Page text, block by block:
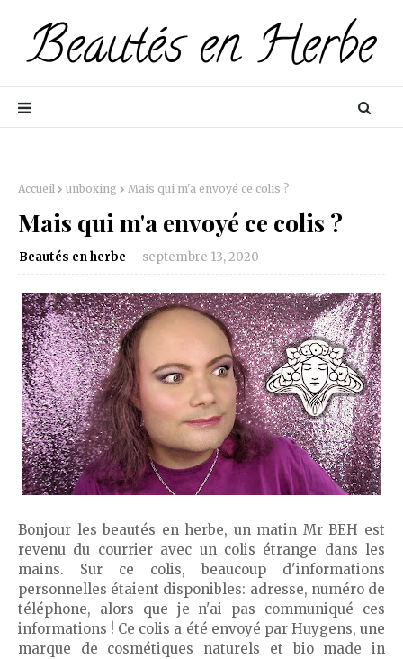
Accueil unboxing Mais qui m'a envoyé ce colis ?
Mais qui m'a envoyé ce colis ?
Beautés en herbe septembre 13, 2020
Bonjour les beautés en herbe, un matin Mr BEH est
revenu du courrier avec un colis étrange dans les
mains. Sur ce colis, beaucoup d'informations
personnelles étaient disponibles: adresse, numéro de
téléphone, alors que je n'ai pas communiqué ces
informations ! Ce colis a été envoyé par Huygens, une
marque de cosmétiques naturels et bio made in